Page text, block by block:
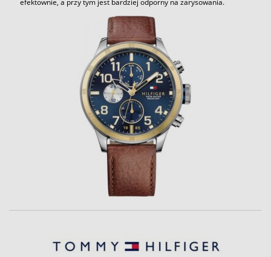
efektownie, a przy tym jest bardziej odporny na zarysowania.